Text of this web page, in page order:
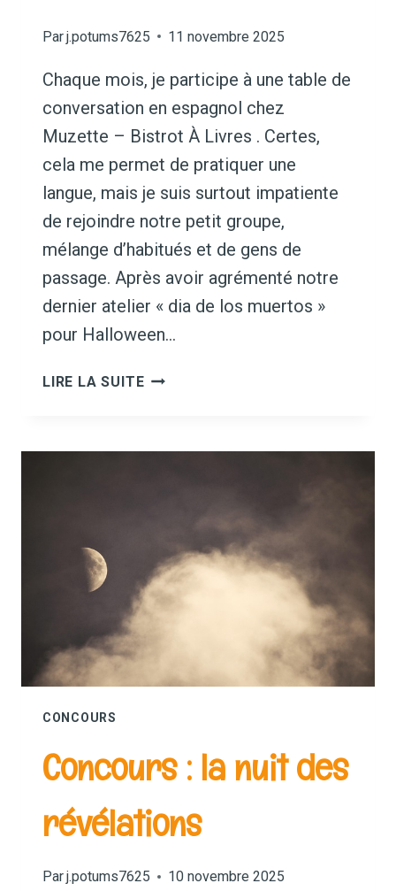
Parj.potums7625 11 novembre 2025
Chaque mois, je participe à une table de
conversation en espagnol chez
Muzette – Bistrot À Livres . Certes,
cela me permet de pratiquer une
langue, mais je suis surtout impatiente
de rejoindre notre petit groupe,
mélange d’habitués et de gens de
passage. Après avoir agrémenté notre
dernier atelier « dia de los muertos »
pour Halloween…
LIRE LA SUITEMIS
CONCOURS
Concours : la nuit des
révélations
Parj.potums7625 10 novembre 2025